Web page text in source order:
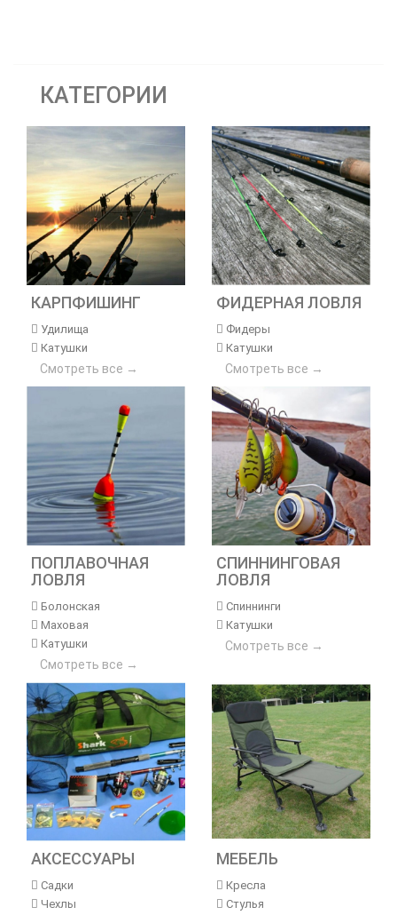
КАТЕГОРИИ
КАРПФИШИНГ
Удилища
Катушки
Смотреть все →
ФИДЕРНАЯ ЛОВЛЯ
Фидеры
Катушки
Смотреть все →
ПОПЛАВОЧНАЯ
ЛОВЛЯ
Болонская
Маховая
Катушки
Смотреть все →
СПИННИНГОВАЯ
ЛОВЛЯ
Спиннинги
Катушки
Смотреть все →
АКСЕССУАРЫ
Садки
Чехлы
МЕБЕЛЬ
Кресла
Стулья